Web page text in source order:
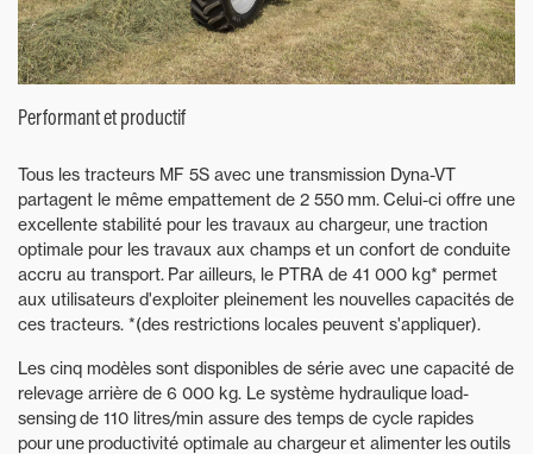
Performant et productif
Tous les tracteurs MF 5S avec une transmission Dyna-VT
partagent le même empattement de 2 550 mm. Celui-ci offre une
excellente stabilité pour les travaux au chargeur, une traction
optimale pour les travaux aux champs et un confort de conduite
accru au transport. Par ailleurs, le PTRA de 41 000 kg* permet
aux utilisateurs d'exploiter pleinement les nouvelles capacités de
ces tracteurs. *(des restrictions locales peuvent s'appliquer).
Les cinq modèles sont disponibles de série avec une capacité de
relevage arrière de 6 000 kg. Le système hydraulique load-
sensing de 110 litres/min assure des temps de cycle rapides
pour une productivité optimale au chargeur et alimenter les outils